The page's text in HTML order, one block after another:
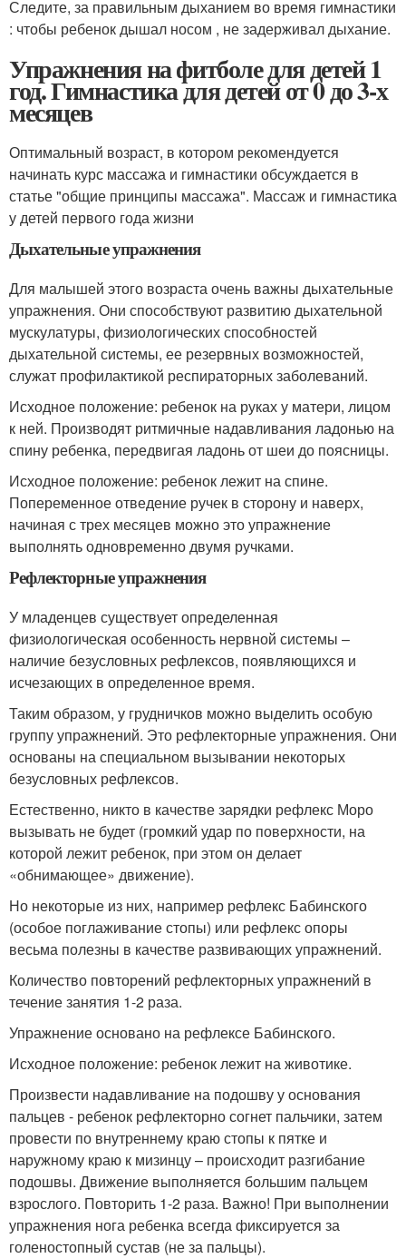
Следите, за правильным дыханием во время гимнастики
: чтобы ребенок дышал носом , не задерживал дыхание.
Упражнения на фитболе для детей 1
год. Гимнастика для детей от 0 до 3-х
месяцев
Оптимальный возраст, в котором рекомендуется
начинать курс массажа и гимнастики обсуждается в
статье "общие принципы массажа". Массаж и гимнастика
у детей первого года жизни
Дыхательные упражнения
Для малышей этого возраста очень важны дыхательные
упражнения. Они способствуют развитию дыхательной
мускулатуры, физиологических способностей
дыхательной системы, ее резервных возможностей,
служат профилактикой респираторных заболеваний.
Исходное положение: ребенок на руках у матери, лицом
к ней. Производят ритмичные надавливания ладонью на
спину ребенка, передвигая ладонь от шеи до поясницы.
Исходное положение: ребенок лежит на спине.
Попеременное отведение ручек в сторону и наверх,
начиная с трех месяцев можно это упражнение
выполнять одновременно двумя ручками.
Рефлекторные упражнения
У младенцев существует определенная
физиологическая особенность нервной системы –
наличие безусловных рефлексов, появляющихся и
исчезающих в определенное время.
Таким образом, у грудничков можно выделить особую
группу упражнений. Это рефлекторные упражнения. Они
основаны на специальном вызывании некоторых
безусловных рефлексов.
Естественно, никто в качестве зарядки рефлекс Моро
вызывать не будет (громкий удар по поверхности, на
которой лежит ребенок, при этом он делает
«обнимающее» движение).
Но некоторые из них, например рефлекс Бабинского
(особое поглаживание стопы) или рефлекс опоры
весьма полезны в качестве развивающих упражнений.
Количество повторений рефлекторных упражнений в
течение занятия 1-2 раза.
Упражнение основано на рефлексе Бабинского.
Исходное положение: ребенок лежит на животике.
Произвести надавливание на подошву у основания
пальцев - ребенок рефлекторно согнет пальчики, затем
провести по внутреннему краю стопы к пятке и
наружному краю к мизинцу – происходит разгибание
подошвы. Движение выполняется большим пальцем
взрослого. Повторить 1-2 раза. Важно! При выполнении
упражнения нога ребенка всегда фиксируется за
голеностопный сустав (не за пальцы).